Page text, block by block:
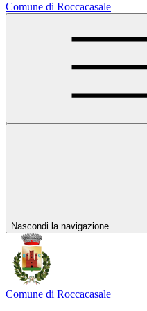
Comune di Roccacasale
Nascondi la navigazione
Comune di Roccacasale